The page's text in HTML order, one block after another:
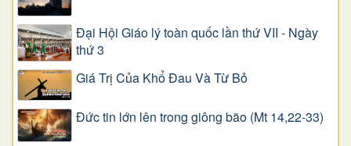
Đại Hội Giáo lý toàn quốc lần thứ VII - Ngày
thứ 3
Giá Trị Của Khổ Ðau Và Từ Bỏ
Đức tin lớn lên trong giông bão (Mt 14,22-33)